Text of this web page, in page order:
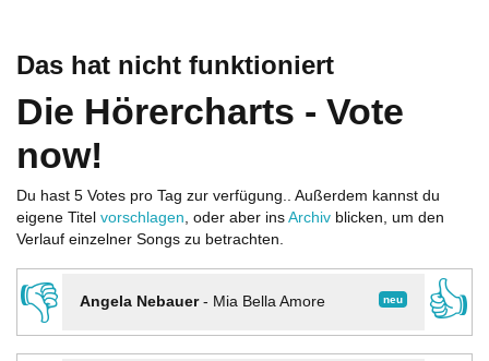
Das hat nicht funktioniert
Die Hörercharts - Vote
now!
Du hast 5 Votes pro Tag zur verfügung.. Außerdem kannst du
eigene Titel vorschlagen, oder aber ins Archiv blicken, um den
Verlauf einzelner Songs zu betrachten.
👎 neu
Angela Nebauer- Mia Bella Amore
👍